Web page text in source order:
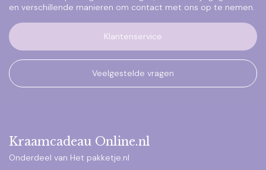
en verschillende manieren om contact met ons op te nemen.
Klantenservice
Veelgestelde vragen
Kraamcadeau Online.nl
Onderdeel van Het pakketje.nl